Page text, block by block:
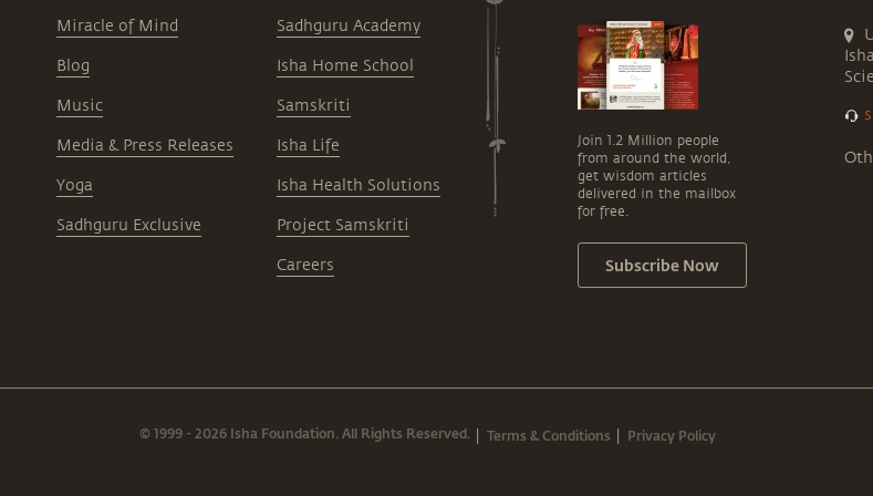
l’existence Pourquoi le crépuscule est
plutôt que “ceci ou cela” Une vidéo essentielle
pratique intérieure et développer une
simple mais transformatrice : 👉 Si vous
changez de direction tout le temps, rien
n’arrive. Si vous vous y tenez, tout
possible.
Miracle of Mind
Blog
Music
Media & Press Releases
Yoga
Sadhguru Exclusive
Sadhguru Academy
Isha Home School
Samskriti
Isha Life
Isha Health Solutions
Project Samskriti
Careers
Join 1.2 Million people
from around the world,
get wisdom articles
delivered in the mailbox
for free.
Subscribe Now
© 1999 - 2026 Isha Foundation. All Rights Reserved. Terms & Conditions Privacy Policy